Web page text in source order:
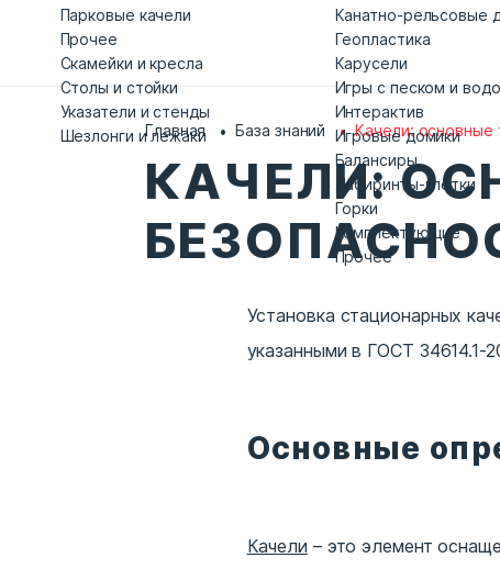
Парковые качели
Прочее
Скамейки и кресла
Столы и стойки
Указатели и стенды
Шезлонги и лежаки
Канатно-рельсовые
Геопластика
Карусели
Игры с песком и
Интерактив
Игровые домики
Балансиры
Лабиринты-клетки
Горки
Комплектующие
Прочее
Главная База знаний Качели: основные
КАЧЕЛИ:
Установка стационарных
указанными в ГОСТ 34614.1-
Основные
Качели – это элемент